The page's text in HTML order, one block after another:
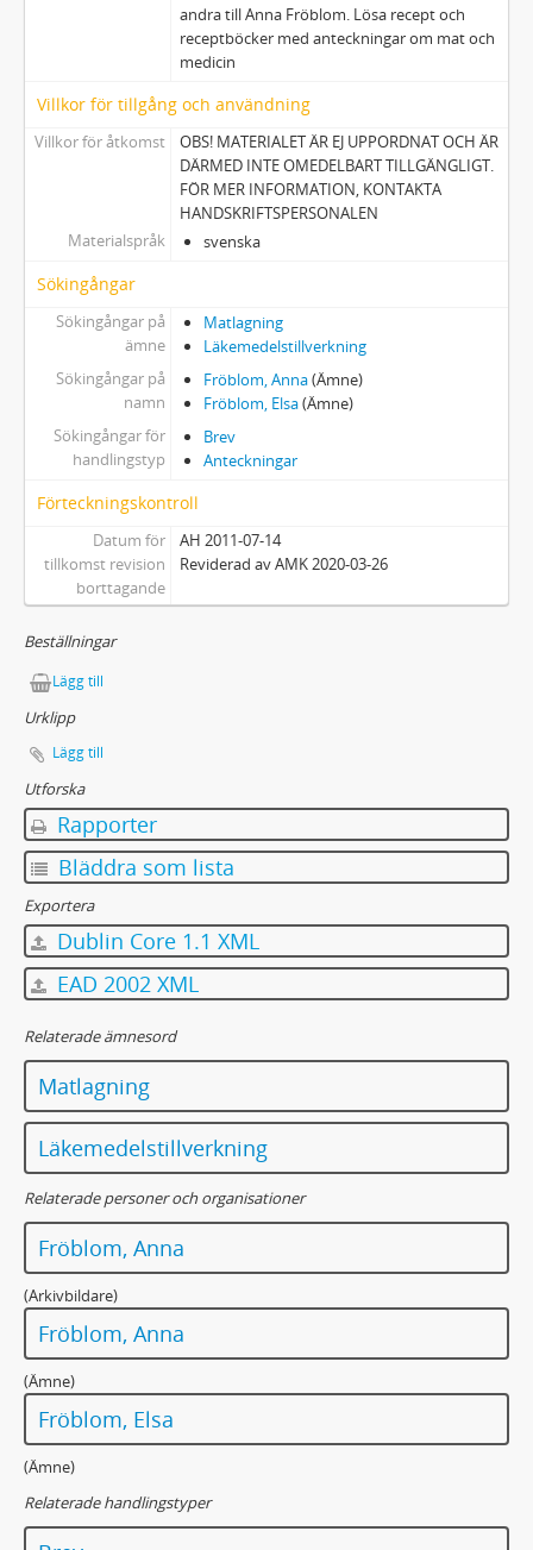
andra till Anna Fröblom. Lösa recept och
receptböcker med anteckningar om mat och
medicin
Villkor för tillgång och användning
Villkor för åtkomst
OBS! MATERIALET ÄR EJ UPPORDNAT OCH ÄR
DÄRMED INTE OMEDELBART TILLGÄNGLIGT.
FÖR MER INFORMATION, KONTAKTA
HANDSKRIFTSPERSONALEN
Materialspråk
svenska
Sökingångar
Sökingångar på
ämne
Matlagning
Läkemedelstillverkning
Sökingångar på
namn
Fröblom, Anna(Ämne)
Fröblom, Elsa(Ämne)
Sökingångar för
handlingstyp
Brev
Anteckningar
Förteckningskontroll
Datum för
tillkomst revision
borttagande
AH 2011-07-14
Reviderad av AMK 2020-03-26
Beställningar
Lägg till
Urklipp
Lägg till
Utforska
Rapporter
Bläddra som lista
Exportera
Dublin Core 1.1 XML
EAD 2002 XML
Relaterade ämnesord
Matlagning
Läkemedelstillverkning
Relaterade personer och organisationer
Fröblom, Anna
(Arkivbildare)
Fröblom, Anna
(Ämne)
Fröblom, Elsa
(Ämne)
Relaterade handlingstyper